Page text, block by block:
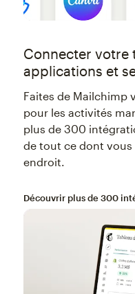
Connecter votre
applications et
Faites de Mailchimp
pour les activités
plus de 300
de tout ce dont vous
endroit.
Découvrir plus de 300